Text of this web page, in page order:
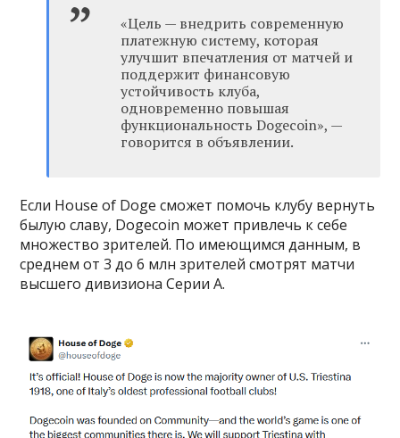
«Цель — внедрить современную
платежную систему, которая
улучшит впечатления от матчей и
поддержит финансовую
устойчивость клуба,
одновременно повышая
функциональность Dogecoin», —
говорится в объявлении.
Если House of Doge сможет помочь клубу вернуть
былую славу, Dogecoin может привлечь к себе
множество зрителей. По имеющимся данным, в
среднем от 3 до 6 млн зрителей смотрят матчи
высшего дивизиона Серии А.